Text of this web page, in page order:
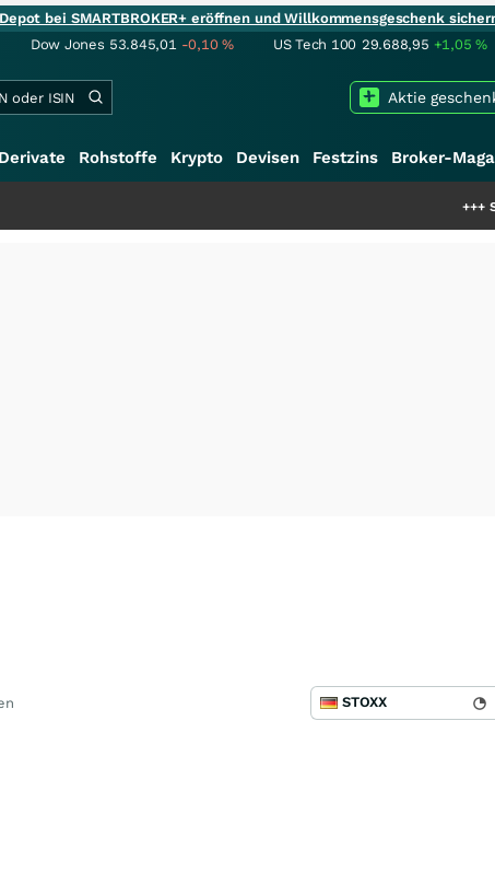
bei SMARTBROKER+ eröffnen und Willkommensgeschenk
Dow Jones 53.845,01 -0,10% US Tech 100 29.688,95 +1,05%
Aktie
Derivate Rohstoffe Krypto Devisen Festzins Broker-
STOXX